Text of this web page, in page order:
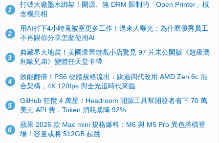
1
打破大廠墨水綁架！開源、無 DRM 限制的「Open Printer」概
念機亮相
2
用AI省下4小時竟被塞更多工作！過來人曝光：為什麼優秀員工
不再跟你分享怎麼使用AI
3
典藏界大地震！美國懷舊遊戲小店驚見 97 片未公開版《超級瑪
利歐兄弟》變體任天堂卡帶
4
效能翻倍！PS6 硬體規格流出：跳過四代改用 AMD Zen 6c 混
合架構，4K 120fps 與全光追時代來臨
5
GitHub 狂攬 4 萬星！Headroom 開源工具幫開發者省下 70 萬
美元 API 費，Token 消耗暴降 92%
6
蘋果 2026 款 Mac mini 規格爆料：M6 與 M5 Pro 異色搭檔登
場！容量或將 512GB 起跳